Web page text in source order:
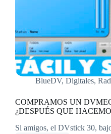
BlueDV, Digitales,
COMPRAMOS UN
¿DESPUÉS QUE
Si amigos, el DVstick 30,